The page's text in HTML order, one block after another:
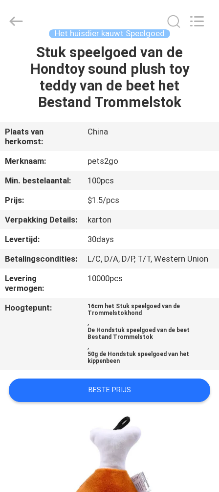
PRODUCTEN
ONS
FABRIEKSREIS
CONTACTEER
VERZOEK
OM
EEN
CITAAT
PRIVACY
POLICY
Co.Ltd.
Het huisdier kauwt Speelgoed
Stuk speelgoed van de
Hondtoy sound plush toy
teddy van de beet het
Bestand Trommelstok
Plaats van
herkomst:
China
Merknaam:
pets2go
Min. bestelaantal:
100pcs
Prijs:
$1.5/pcs
Verpakking Details:
karton
Levertijd:
30days
Betalingscondities:
L/C, D/A, D/P, T/T, Western Union
Levering
vermogen:
10000pcs
Hoogtepunt:
16cm het Stuk speelgoed van de
Trommelstokhond
,
De Hondstuk speelgoed van de beet
Bestand Trommelstok
,
50g de Hondstuk speelgoed van het
kippenbeen
BESTE PRIJS